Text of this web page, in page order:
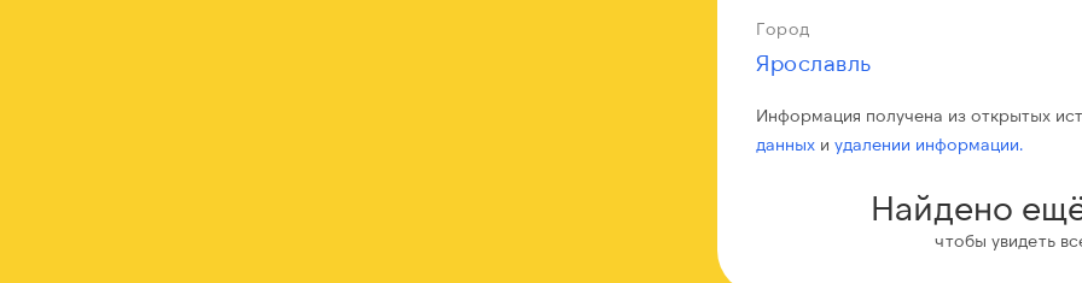
Город
Ярославль
Информация получена из открытых
данных иудалении информации.
Найдено
чтобы увидеть